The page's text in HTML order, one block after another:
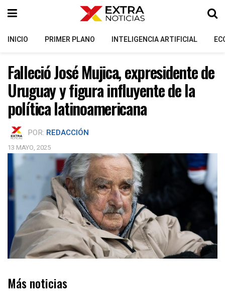
INICIO PRIMER PLANO INTELIGENCIA ARTIFICIAL
Falleció José Mujica, expresidente de
Uruguay y figura influyente de la
política latinoamericana
POR: REDACCIÓN
13 MAYO, 2025
Más noticias